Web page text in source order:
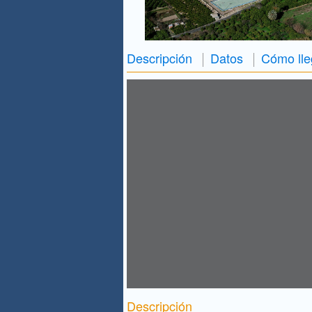
Descripción Datos Cómo
Descripción